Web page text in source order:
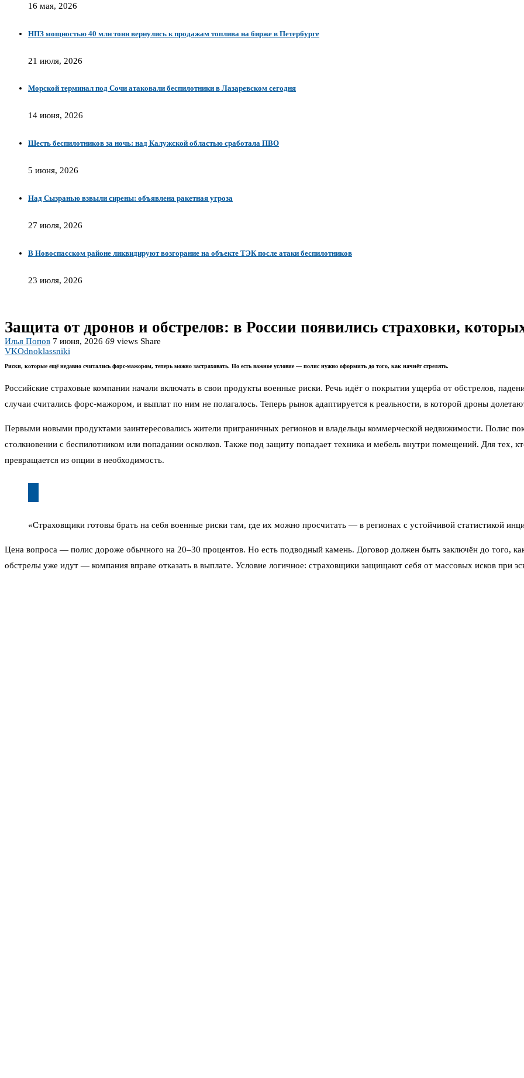
16 мая, 2026
НПЗ мощностью 40 млн тонн вернулись к продажам топлива на бирже в Петербурге
21 июля, 2026
Морской терминал под Сочи атаковали беспилотники в Лазаревском сегодня
14 июня, 2026
Шесть беспилотников за ночь: над Калужской областью сработала ПВО
5 июня, 2026
Над Сызранью взвыли сирены: объявлена ракетная угроза
27 июля, 2026
В Новоспасском районе ликвидируют возгорание на объекте ТЭК после атаки беспилотников
23 июля, 2026
Защита от дронов и обстрелов: в России появились страховки,
Илья Попов 7 июня, 2026 69 views Share
VKOdnoklassniki
Риски, которые ещё недавно считались форс-мажором, теперь можно застраховать. Но есть важное условие — полис нужно оформить до того, как начнёт стрелять.
Российские страховые компании начали включать в свои продукты военные риски. Речь идёт о покрытии ущерба от обстрелов,
случаи считались форс-мажором, и выплат по ним не полагалось. Теперь рынок адаптируется к реальности, в которой дроны
Первыми новыми продуктами заинтересовались жители приграничных регионов и владельцы коммерческой недвижимости. Полис
столкновении с беспилотником или попадании осколков. Также под защиту попадает техника и мебель внутри помещений. Для тех,
превращается из опции в необходимость.
«Страховщики готовы брать на себя военные риски там, где их можно просчитать — в регионах с устойчивой статистикой
Цена вопроса — полис дороже обычного на 20–30 процентов. Но есть подводный камень. Договор должен быть заключён до того,
обстрелы уже идут — компания вправе отказать в выплате. Условие логичное: страховщики защищают себя от массовых исков при